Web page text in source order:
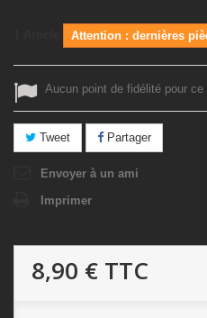
Attention : dernières
Aucun point de fidélité pour ce
Tweet Partager
Envoyer à un ami
Imprimer
8,90 € TTC